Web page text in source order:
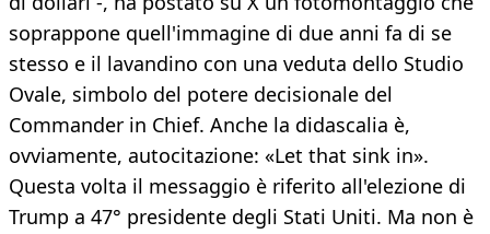
soprappone quell'immagine di due anni fa di se
stesso e il lavandino con una veduta dello Studio
Ovale, simbolo del potere decisionale del
Commander in Chief. Anche la didascalia è,
ovviamente, autocitazione: «Let that sink in».
Questa volta il messaggio è riferito all'elezione di
Trump a 47° presidente degli Stati Uniti. Ma non è